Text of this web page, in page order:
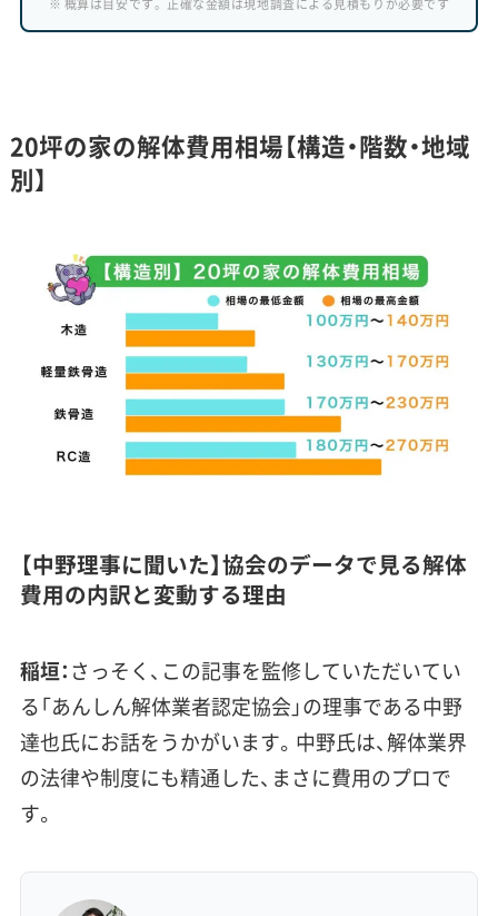
※ 概算は目安です。正確な金額は現地調査による見積もりが必要です
20坪の家の解体費用相場【構造・階数・地域
別】
【中野理事に聞いた】協会のデータで見る解体
費用の内訳と変動する理由
稲垣：さっそく、この記事を監修していただいてい
る「あんしん解体業者認定協会」の理事である中野
達也氏にお話をうかがいます。中野氏は、解体業界
の法律や制度にも精通した、まさに費用のプロで
す。